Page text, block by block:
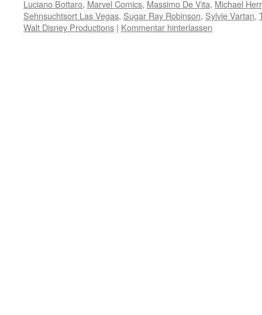
Luciano Bottaro, Marvel Comics, Massimo De Vita, Michael Herr
Sehnsuchtsort Las Vegas, Sugar Ray Robinson, Sylvie Vartan,
Walt Disney Productions | Kommentar hinterlassen